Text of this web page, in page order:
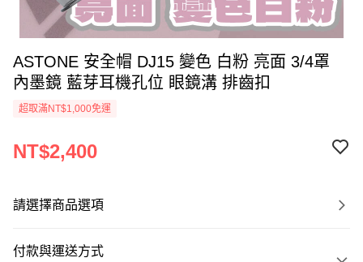
ASTONE 安全帽 DJ15 變色 白粉 亮面 3/4罩
內墨鏡 藍芽耳機孔位 眼鏡溝 排齒扣
超取滿NT$1,000免運
NT$2,400
請選擇商品選項
付款與運送方式